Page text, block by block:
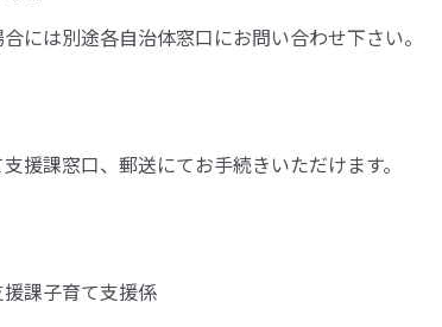
には別途各自治体窓口にお問い合わせ下さい。
援課窓口、郵送にてお手続きいただけます。
課子育て支援係